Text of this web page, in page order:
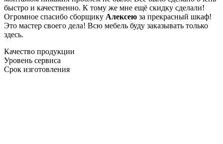
быстро и качественно. К тому же мне ещё скидку сделали!
Огромное спасибо сборщику Алексею за прекрасный шкаф!
Это мастер своего дела! Всю мебель буду заказывать только
здесь.
Качество продукции
Уровень сервиса
Срок изготовления